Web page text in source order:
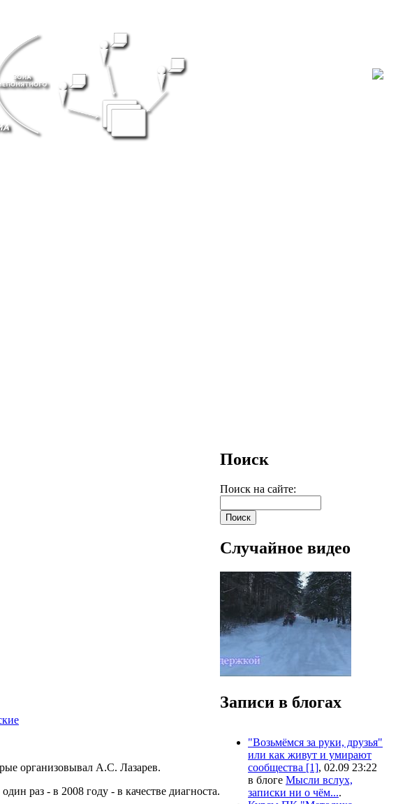
организовывал А.С. Лазарев.
раз - в 2008 году - в качестве диагноста.
Поиск
Поиск на сайте:
Случайное видео
Записи в блогах
"Возьмёмся за руки, друзья"
или как живут и умирают
сообщества [1], 02.09 23:22
в блоге Мысли вслух,
записки ни о чём....